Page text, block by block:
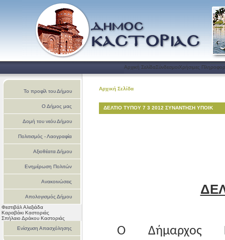
Αρχική ΣελίδαΣύνδεσμοιΧρήσιμες
Το προφίλ του Δήμου
Ο Δήμος μας
Δομή του νεόυ Δήμου
Πολιτισμός - Λαογραφία
Αξιοθέατα Δήμου
Ενημέρωση Πολιτών
Ανακοινώσεις
Απολογισμός Δήμου
Καστοριάς
Φεστιβάλ Αλεξιάδα
Καραβάκι Καστοριάς
Σπήλαιο Δράκου Καστοριάς
Ενίσχυση Απασχόλησης
Αρχική Σελίδα
ΔΕΛΤΙΟ ΤΥΠΟΥ 7 3 2012 ΣΥΝΑΝΤΗΣΗ ΥΠΟΙΚ
Ο Δήμαρχος